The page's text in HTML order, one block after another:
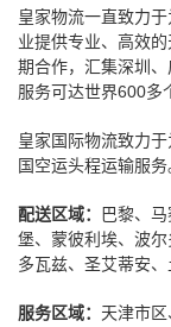
皇家物流一直致力
业提供专业、高效
期合作，汇集深圳
服务可达世界600多
皇家国际物流致力
国空运头程运输服务
配送区域：
巴黎、
堡、蒙彼利埃、波
多瓦兹、圣艾蒂安
服务区域： 天津市